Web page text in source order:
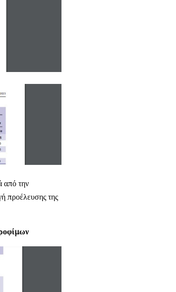
από την
προέλευσης της